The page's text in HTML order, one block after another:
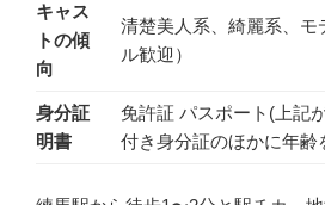
キャス
トの傾
向
清楚美人系、綺麗系、モ
ル歓迎）
身分証
明書
免許証 パスポート(上記
付き身分証のほかに年齢